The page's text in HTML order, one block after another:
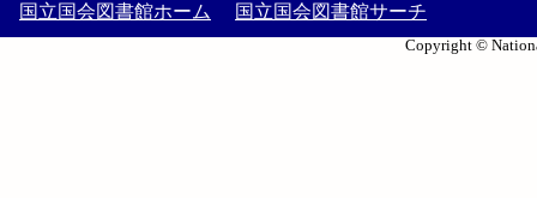
国立国会図書館ホーム 国立国会図書館サーチ
Copyright ©